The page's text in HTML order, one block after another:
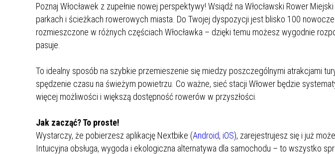
SPACERY Z PRZEWODNIKIEM
WŁOWER - ODKRYJ WŁOCŁAWEK NA
ROWERZE MIEJSKIM
WŁOCŁAWEK NA SZLAKU
SPACER SZLAKIEM MURALI
ZWIEDZAJ Z APLIKACJĄ MOBILNĄ
WŁOCŁAWEK - TOP ATRAKCJE
ODKRYJ WŁOCŁAWEK - MIASTO
DOBREGO KLIMATU
Poznaj Włocławek z zupełnie nowej perspektywy! Wsiądź na Włocławski Rower
parkach i ścieżkach rowerowych miasta. Do Twojej dyspozycji jest blisko 100
rozmieszczone w różnych częściach Włocławka – dzięki temu możesz wygodnie
pasuje.
To idealny sposób na szybkie przemieszenie się miedzy poszczególnymi atrakcjami
spędzenie czasu na świeżym powietrzu. Co ważne, sieć stacji Włower będzie
więcej możliwości i większą dostępność rowerów w przyszłości.
Jak zacząć? To proste!
Wystarczy, że pobierzesz aplikację Nextbike (Android, iOS), zarejestrujesz się i już
Intuicyjna obsługa, wygoda i ekologiczna alternatywa dla samochodu – to wszystko